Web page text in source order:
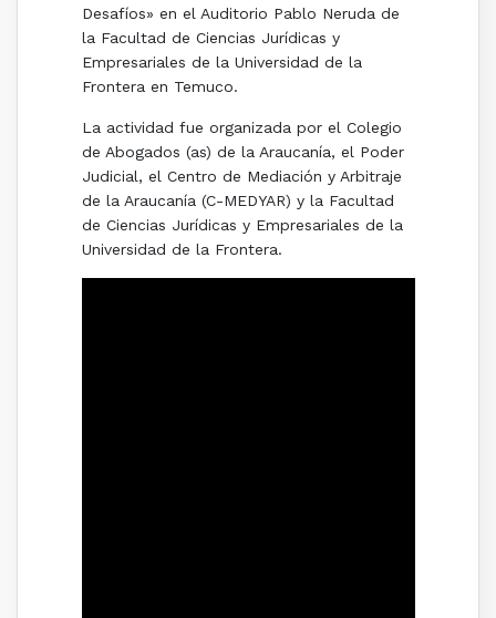
Desafíos» en el Auditorio Pablo Neruda de
la Facultad de Ciencias Jurídicas y
Empresariales de la Universidad de la
Frontera en Temuco.
La actividad fue organizada por el Colegio
de Abogados (as) de la Araucanía, el Poder
Judicial, el Centro de Mediación y Arbitraje
de la Araucanía (C-MEDYAR) y la Facultad
de Ciencias Jurídicas y Empresariales de la
Universidad de la Frontera.